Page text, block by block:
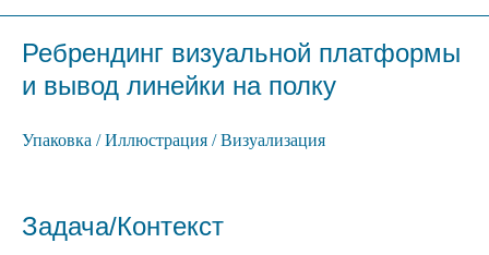
Ребрендинг визуальной платформы
и вывод линейки на полку
Упаковка / Иллюстрация / Визуализация
Задача/Контекст